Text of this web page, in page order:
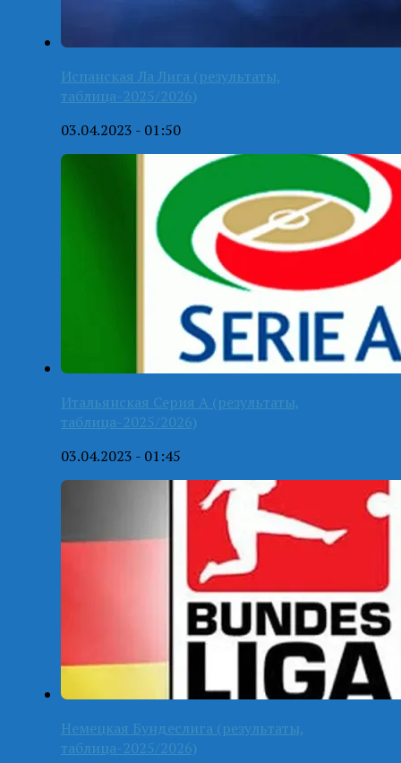
Испанская Ла Лига (результаты,
таблица-2025/2026)
03.04.2023 - 01:50
Итальянская Серия А (результаты,
таблица-2025/2026)
03.04.2023 - 01:45
Немецкая Бундеслига (результаты,
таблица-2025/2026)